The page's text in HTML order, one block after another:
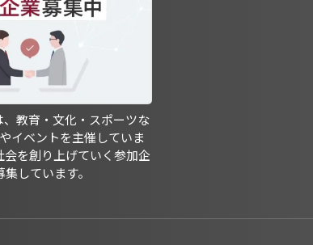
教育・文化・スポーツな
イベントを主催していま
会を創り上げていく参加企
集しています。